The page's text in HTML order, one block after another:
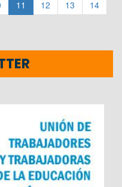
11 12 13
14